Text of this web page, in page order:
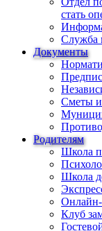
стать
Служба
Документы
Сметы и
Родителям
Школа
Школа
Онлайн-
Клуб